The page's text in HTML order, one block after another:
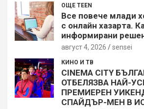
ОЩЕ TEEN
Все повече млади
с онлайн хазарта.
информирани
август 4, 2026 sensei
КИНО И ТВ
CINEMA CITY
ОТБЕЛЯЗВА НАЙ-
ПРЕМИЕРЕН
СПАЙДЪР-МЕН В